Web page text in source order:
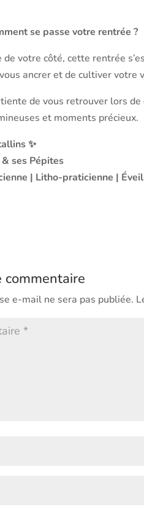
se passe votre rentrée ?
de votre côté, cette rentrée
ancrer et de cultiver votre
de vous retrouver lors
et moments précieux.
✨
ses Pépites
| Litho-praticienne |
commentaire
e-mail ne sera pas publiée.